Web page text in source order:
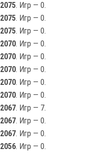
2075. Игр — 0.
2075. Игр — 0.
2075. Игр — 0.
2070. Игр — 0.
2070. Игр — 0.
2070. Игр — 0.
2070. Игр — 0.
2070. Игр — 0.
2067. Игр — 7.
2067. Игр — 0.
2067. Игр — 0.
2056. Игр — 0.